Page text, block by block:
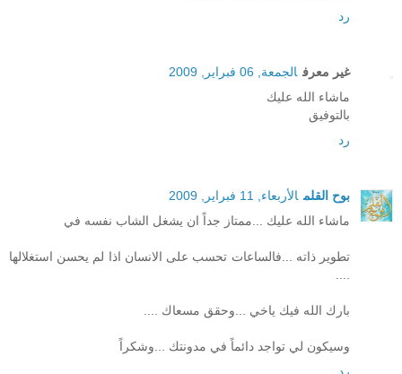
رد
غير معرف الجمعة, 06 فبراير, 2009
ماشاء الله عليك
بالتوفيق
رد
بوح القلم الأربعاء, 11 فبراير, 2009
ماشاء الله عليك ...ممتاز جداً ان يشغل الشاب نفسه في
تطوير ذاته ...فالساعات تحسب على الانسان اذا لم يحسن استغلالها
بارك الله فيك ياخي ...وحقق مسعاك ....
وسيكون لي تواجد دائماً في مدونتك ...وشكراً